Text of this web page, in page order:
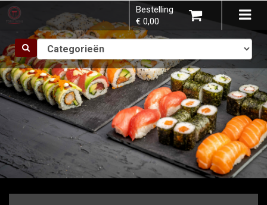
×
Bestelling
€ 0,00
Kies een vestiging
U heeft nog geen producten in uw
winkelmandje.